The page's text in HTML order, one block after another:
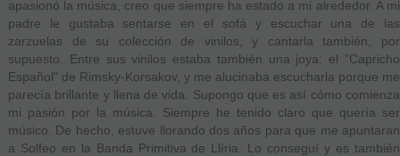
apasionó la música, creo que siempre ha estado a mi alrededor. A mi
padre le gustaba sentarse en el sofá y escuchar una de las
zarzuelas de su colección de vinilos, y cantarla también, por
supuesto. Entre sus vinilos estaba también una joya: el "Capricho
Español" de Rimsky-Korsakov, y me alucinaba escucharla porque me
parecía brillante y llena de vida. Supongo que es así cómo comienza
mi pasión por la música. Siempre he tenido claro que quería ser
músico. De hecho, estuve llorando dos años para que me apuntaran
a Solfeo en la Banda Primitiva de Llíria. Lo conseguí y es también